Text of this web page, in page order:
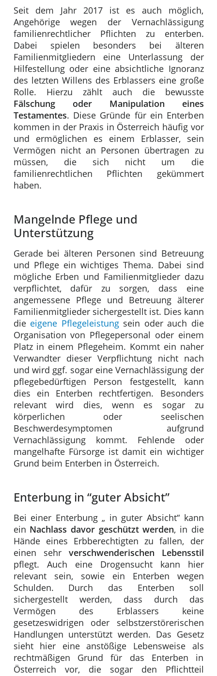
Seit dem Jahr 2017 ist es auch möglich,
Angehörige wegen der Vernachlässigung
familienrechtlicher Pflichten zu enterben.
Dabei spielen besonders bei älteren
Familienmitgliedern eine Unterlassung der
Hilfestellung oder eine absichtliche Ignoranz
des letzten Willens des Erblassers eine große
Rolle. Hierzu zählt auch die bewusste
Fälschung oder Manipulation eines
Testamentes. Diese Gründe für ein Enterben
kommen in der Praxis in Österreich häufig vor
und ermöglichen es einem Erblasser, sein
Vermögen nicht an Personen übertragen zu
müssen, die sich nicht um die
familienrechtlichen Pflichten gekümmert
haben.
Mangelnde Pflege und
Unterstützung
Gerade bei älteren Personen sind Betreuung
und Pflege ein wichtiges Thema. Dabei sind
mögliche Erben und Familienmitglieder dazu
verpflichtet, dafür zu sorgen, dass eine
angemessene Pflege und Betreuung älterer
Familienmitglieder sichergestellt ist. Dies kann
die eigene Pflegeleistungsein oder auch die
Organisation von Pflegepersonal oder einem
Platz in einem Pflegeheim. Kommt ein naher
Verwandter dieser Verpflichtung nicht nach
und wird ggf. sogar eine Vernachlässigung der
pflegebedürftigen Person festgestellt, kann
dies ein Enterben rechtfertigen. Besonders
relevant wird dies, wenn es sogar zu
körperlichen oder seelischen
Beschwerdesymptomen aufgrund
Vernachlässigung kommt. Fehlende oder
mangelhafte Fürsorge ist damit ein wichtiger
Grund beim Enterben in Österreich.
Enterbung in “guter Absicht”
Bei einer Enterbung „ in guter Absicht“ kann
ein Nachlass davor geschützt werden, in die
Hände eines Erbberechtigten zu fallen, der
einen sehr verschwenderischen Lebensstil
pflegt. Auch eine Drogensucht kann hier
relevant sein, sowie ein Enterben wegen
Schulden. Durch das Enterben soll
sichergestellt werden, dass durch das
Vermögen des Erblassers keine
gesetzeswidrigen oder selbstzerstörerischen
Handlungen unterstützt werden. Das Gesetz
sieht hier eine anstößige Lebensweise als
rechtmäßigen Grund für das Enterben in
Österreich vor, die sogar den Pflichtteil